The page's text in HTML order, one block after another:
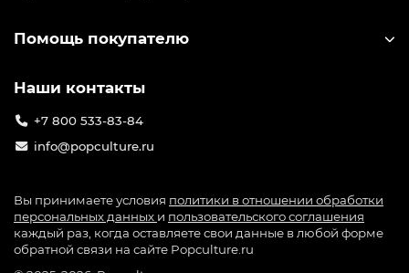
Помощь покупателю
Наши контакты
+7 800 533-83-84
info@popculture.ru
Вы принимаете условия политики в отношении обработки
персональных данных и пользовательского соглашения
каждый раз, когда оставляете свои данные в любой форме
обратной связи на сайте Popculture.ru